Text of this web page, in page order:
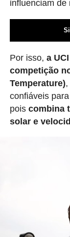
influenciam de
Por isso, a
competição
Temperature)
confiáveis
pois combina
solar e